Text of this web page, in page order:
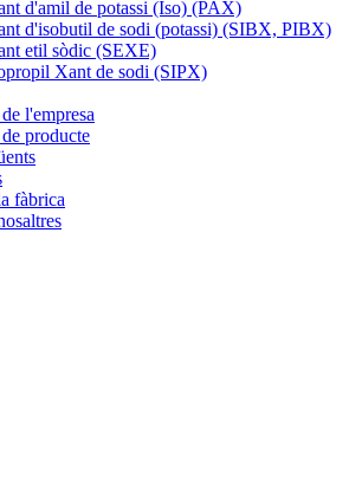
d'amil de potassi (Iso) (PAX)
d'isobutil de sodi (potassi) (SIBX, PIBX)
etil sòdic (SEXE)
Xant de sodi (SIPX)
l'empresa
producte
fàbrica